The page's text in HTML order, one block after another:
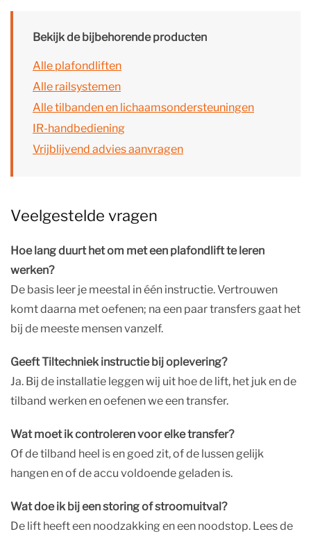
Bekijk de bijbehorende producten
Alle plafondliften
Alle railsystemen
Alle tilbanden en lichaamsondersteuningen
IR-handbediening
Vrijblijvend advies aanvragen
Veelgestelde vragen
Hoe lang duurt het om met een plafondlift te leren
werken?
De basis leer je meestal in één instructie. Vertrouwen
komt daarna met oefenen; na een paar transfers gaat het
bij de meeste mensen vanzelf.
Geeft Tiltechniek instructie bij oplevering?
Ja. Bij de installatie leggen wij uit hoe de lift, het juk en de
tilband werken en oefenen we een transfer.
Wat moet ik controleren voor elke transfer?
Of de tilband heel is en goed zit, of de lussen gelijk
hangen en of de accu voldoende geladen is.
Wat doe ik bij een storing of stroomuitval?
De lift heeft een noodzakking en een noodstop. Lees de